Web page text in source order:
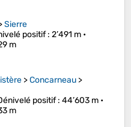
Sierre
positif: 2’491 m •
m
>Concarneau >
positif: 44’603 m •
m